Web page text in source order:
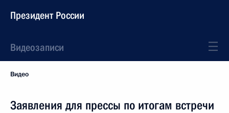
Президент России
Видеозаписи
Видео
Заявления для прессы по итогам встречи